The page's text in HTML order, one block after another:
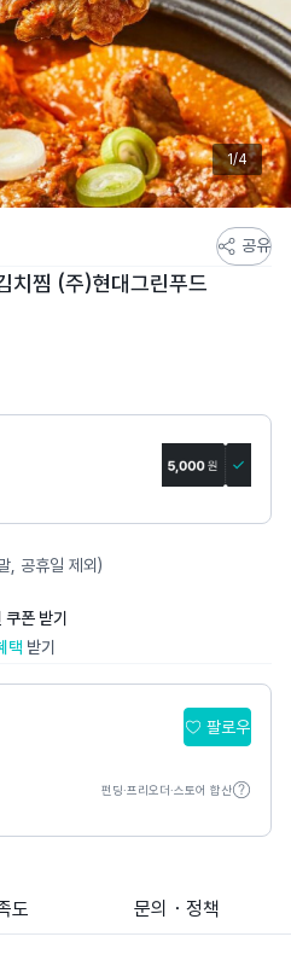
1/4
공유
치찜 (주)현대그린푸드
, 공휴일 제외)
폰 받기
택 받기
팔로우
펀딩·프리오더·스토어 합산
도 문의・정책